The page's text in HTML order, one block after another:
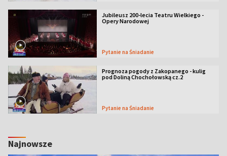
Jubileusz 200-lecia Teatru Wielkiego -
Opery Narodowej
Pytanie na Śniadanie
Prognoza pogody z Zakopanego - kulig
pod Doliną Chochołowską cz.2
Pytanie na Śniadanie
Najnowsze